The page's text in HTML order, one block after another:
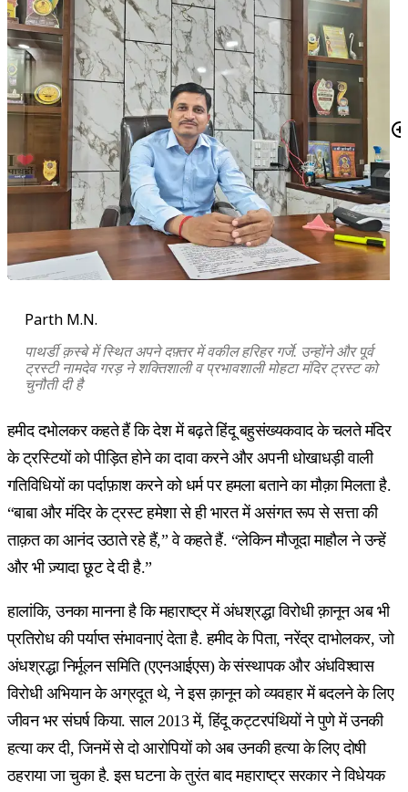
Parth M.N.
पाथर्डी क़स्बे में स्थित अपने दफ़्तर में वकील हरिहर गर्जे. उन्होंने और पूर्व
ट्रस्टी नामदेव गरड़ ने शक्तिशाली व प्रभावशाली मोहटा मंदिर ट्रस्ट को
चुनौती दी है
हमीद दभोलकर कहते हैं कि देश में बढ़ते हिंदू बहुसंख्यकवाद के चलते मंदिर
के ट्रस्टियों को पीड़ित होने का दावा करने और अपनी धोखाधड़ी वाली
गतिविधियों का पर्दाफ़ाश करने को धर्म पर हमला बताने का मौक़ा मिलता है.
“बाबा और मंदिर के ट्रस्ट हमेशा से ही भारत में असंगत रूप से सत्ता की
ताक़त का आनंद उठाते रहे हैं,” वे कहते हैं. “लेकिन मौजूदा माहौल ने उन्हें
और भी ज़्यादा छूट दे दी है.”
हालांकि, उनका मानना है कि महाराष्ट्र में अंधश्रद्धा विरोधी क़ानून अब भी
प्रतिरोध की पर्याप्त संभावनाएं देता है. हमीद के पिता, नरेंद्र दाभोलकर, जो
अंधश्रद्धा निर्मूलन समिति (एएनआईएस) के संस्थापक और अंधविश्वास
विरोधी अभियान के अग्रदूत थे, ने इस क़ानून को व्यवहार में बदलने के लिए
जीवन भर संघर्ष किया. साल 2013 में, हिंदू कट्टरपंथियों ने पुणे में उनकी
हत्या कर दी, जिनमें से दो आरोपियों को अब उनकी हत्या के लिए दोषी
ठहराया जा चुका है. इस घटना के तुरंत बाद महाराष्ट्र सरकार ने विधेयक